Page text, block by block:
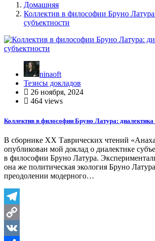
Домашняя
Коллектив в философии Бруно
субъектности
ninaoft
Тезисы докладов
26 ноября, 2024
464 views
Коллектив в философии Бруно Латура: диалектика
В сборнике ХХ Таврических чтений
опубликован мой доклад о диалектике
в философии Бруно Латура.
она же политическая экология Бруно
преодолении модерного…
Telegram
Copy